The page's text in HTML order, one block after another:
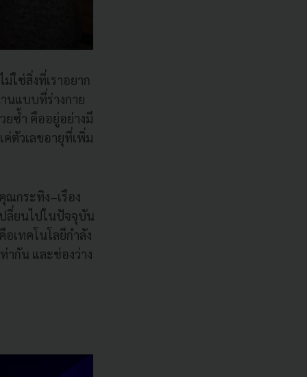
ใช่สิ่งที่เราอยาก
นแบบที่ร่างกาย
ยซ้ำ คืออยู่อย่างมี
ตัวเลขอายุที่เพิ่ม
ณกระทิง–เรือง
ลี่ยนไปในปัจจุบัน
เทคโนโลยีกำลัง
ากัน และช่องว่าง